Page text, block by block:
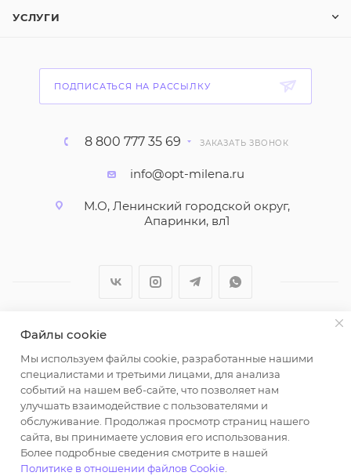
УСЛУГИ
ПОДПИСАТЬСЯ НА РАССЫЛКУ
8 800 777 35 69 ЗАКАЗАТЬ ЗВОНОК
info@opt-milena.ru
М.О, Ленинский городской округ,
Апаринки, вл1
2026 © ООО "Вайт Текстиль групп"
Любая информация на сайте носит справочный
характер и не является публичной офертой
определяемой положениями пункта 2 статьи 437
Гражданского кодекса Российской Федерации.
Использование любых материалов, опубликованных
на https://opt-milena.ru, допустимо только при
Файлы cookie
Мы используем файлы cookie, разработанные нашими
специалистами и третьими лицами, для анализа
событий на нашем веб-сайте, что позволяет нам
улучшать взаимодействие с пользователями и
обслуживание. Продолжая просмотр страниц нашего
сайта, вы принимаете условия его использования.
Более подробные сведения смотрите в нашей
Политике в отношении файлов Cookie